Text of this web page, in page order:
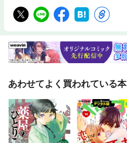
あわせてよく買われている本